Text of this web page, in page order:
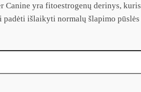
Canine yra fitoestrogenų derinys, kuris
išlaikyti normalų šlapimo pūslės